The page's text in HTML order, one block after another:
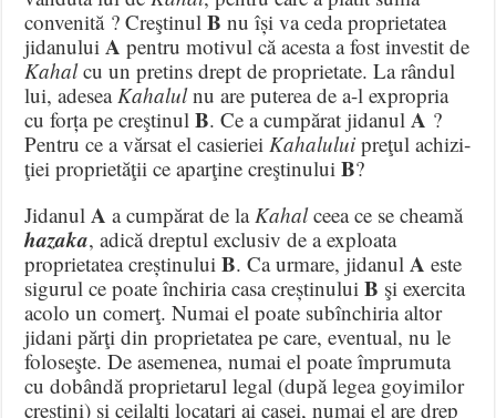
convenită ? CreştinulB nu își va ceda proprietatea
jidanului A pentru motivul că acesta a fost investit de
Kahalcu un pretins drept de proprietate. La rândul
lui, adesea Kahalulnu are puterea de a-l expropria
cu forța pe creştinulB. Ce a cumpărat jidanul A ?
Pentru ce a vărsat el casieriei Kahalului preţul achizi­
ţiei proprietăţii ce aparţine creştinuluiB?
Jidanul A a cumpărat de la Kahalceea ce se cheamă
hazaka, adică dreptul exclusiv de a exploata
proprietatea creștinuluiB. Ca urmare, jidanul A este
sigurul ce poate închiria casa creștinuluiB şi exercita
acolo un comerţ. Numai el poate sub­închiria altor
jidani părţi din propri­etatea pe care, eventual, nu le
foloseşte. De asemenea, numai el poate împru­muta
cu dobândă proprietarul legal (după legea goyimilor
creștini) şi ceilalţi locatari ai casei, numai el are drep